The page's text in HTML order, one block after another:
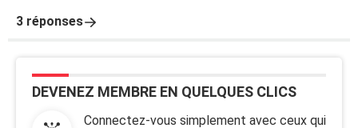
3 réponses
DEVENEZ MEMBRE EN QUELQUES CLICS
Connectez-vous simplement avec ceux qui